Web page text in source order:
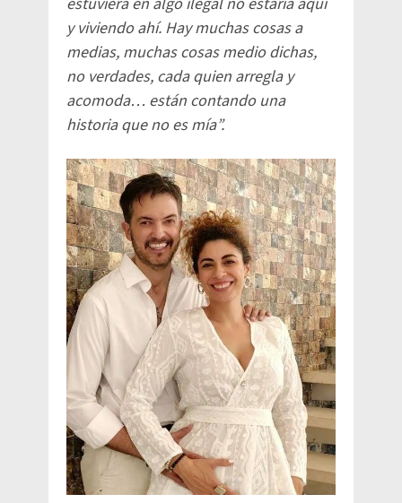
y viviendo ahí. Hay muchas cosas a
medias, muchas cosas medio dichas,
no verdades, cada quien arregla y
acomoda… están contando una
historia que no es mía”.